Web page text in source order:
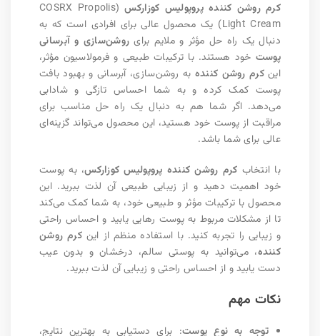
کرم روشن کننده پروپولیس کوزارکس (COSRX Propolis
Light Cream) یک محصول عالی برای افرادی است که به
دنبال یک راه حل مؤثر و ملایم برای روشن‌سازی و آبرسانی
پوست خود هستند. با ترکیبات طبیعی و فرمولاسیون مؤثر،
اینکرم روشن کننده به روشن‌سازی، آبرسانی و بهبود بافت
پوست کمک کرده و به شما احساس تازگی و شادابی
می‌دهد. اگر شما هم به دنبال یک راه حل مناسب برای
مراقبت از پوست خود هستید، این محصول می‌تواند گزینه‌ای
عالی برای شما باشد.
با انتخاب کرم روشن کننده پروپولیس کوزارکس، به پوست
خود اهمیت دهید و از زیبایی طبیعی آن لذت ببرید. این
محصول با ترکیبات مؤثر و طبیعی خود، به شما کمک می‌کند
تا از مشکلات مربوط به پوست رهایی یابید و احساس راحتی
و زیبایی را تجربه کنید. با استفاده منظم از این کرم روشن
کننده، می‌توانید به پوستی سالم، درخشان و بدون عیب
دست یابید و از احساس راحتی و زیبایی آن لذت ببرید.
نکات مهم
توجه به نوع پوست: برای دستیابی به بهترین نتایج،